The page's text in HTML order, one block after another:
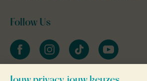
Follow Us
facebookinstagramtiktok youtube